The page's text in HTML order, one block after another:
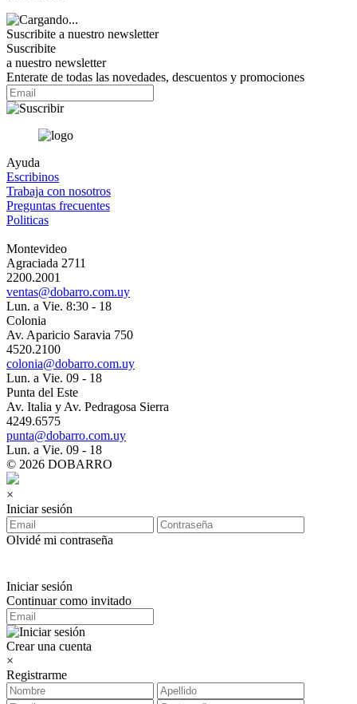
Suscribite a nuestro newsletter
Suscribite
a nuestro newsletter
Enterate de todas las novedades, descuentos y promociones
Ayuda
Escribinos
Trabaja con nosotros
Preguntas frecuentes
Politicas
Montevideo
Agraciada 2711
2200.2001
ventas@dobarro.com.uy
Lun. a Vie. 8:30 - 18
Colonia
Av. Aparicio Saravia 750
4520.2100
colonia@dobarro.com.uy
Lun. a Vie. 09 - 18
Punta del Este
Av. Italia y Av. Pedragosa Sierra
4249.6575
punta@dobarro.com.uy
Lun. a Vie. 09 - 18
© 2026 DOBARRO
×
Iniciar sesión
Olvidé mi contraseña
Iniciar sesión
Continuar como invitado
Crear una cuenta
×
Registrarme